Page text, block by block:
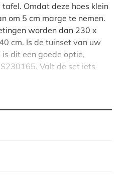
Omdat deze hoes klein
om 5 cm marge te nemen.
worden dan 230 x
cm. Is de tuinset van uw
dit een goede optie,
Valt de set iets